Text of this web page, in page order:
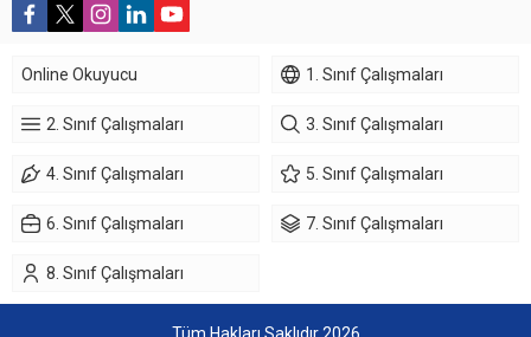
Online Okuyucu 1. Sınıf Çalışmaları
2. Sınıf Çalışmaları 3. Sınıf Çalışmaları
4. Sınıf Çalışmaları 5. Sınıf Çalışmaları
6. Sınıf Çalışmaları 7. Sınıf Çalışmaları
8. Sınıf Çalışmaları